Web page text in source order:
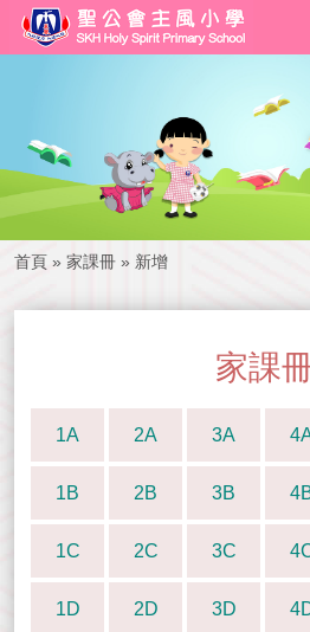
首頁 » 家課冊 » 新增
家課
1A 2A 3A
1B 2B 3B
1C 2C 3C
1D 2D 3D